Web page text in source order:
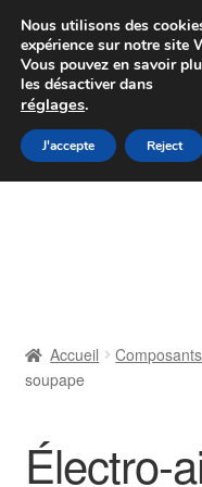
Colissimo
Du lundi au
Aller
à
Aller
au
Contact
Livraison
Accueil
soupape
Électro-
Nous utilisons des
expérience sur notre site
Vous pouvez en savoir
les désactiver dans
réglages.
J'accepte Reject